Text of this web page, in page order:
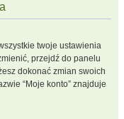
twoje ustawienia
przejdź do panelu
dokonać zmian swoich
“Moje konto” znajduje